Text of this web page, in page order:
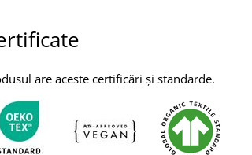
are aceste certificări și standarde.